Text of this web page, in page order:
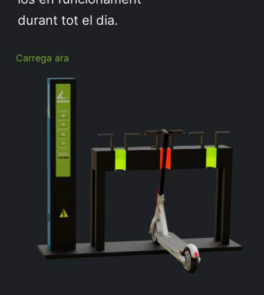
durant tot el dia.
Carrega ara